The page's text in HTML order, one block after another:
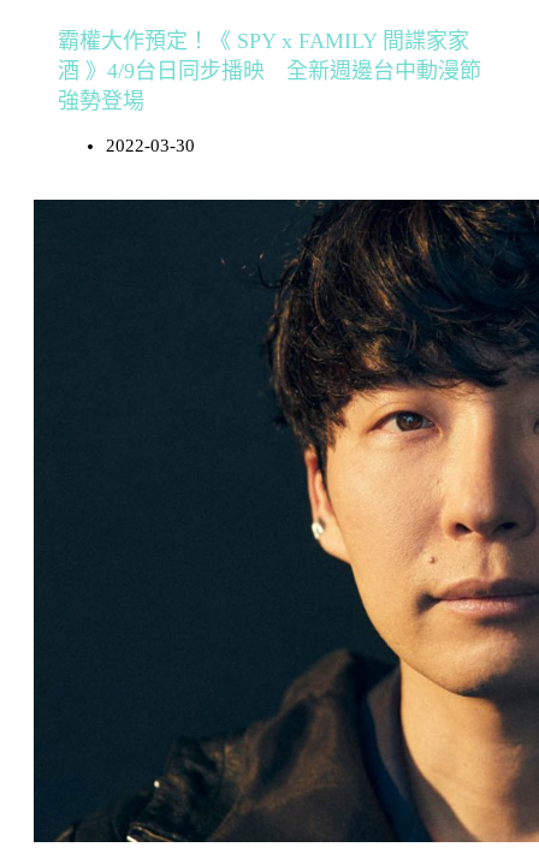
霸權大作預定！《 SPY x FAMILY 間諜家家
酒 》4/9台日同步播映 全新週邊台中動漫節
強勢登場
2022-03-30